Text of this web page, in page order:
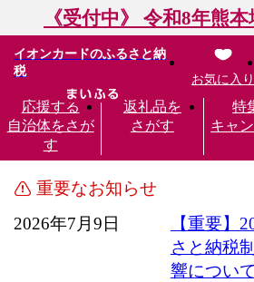
《受付中》 令和8年熊
イオンカードのふるさと納
税
応援する
自治体をさが
す
返礼品を
さがす
特
キャ
お気に入り
重要なお知らせ
2026年7月9日
【重要】
さと納税
響について